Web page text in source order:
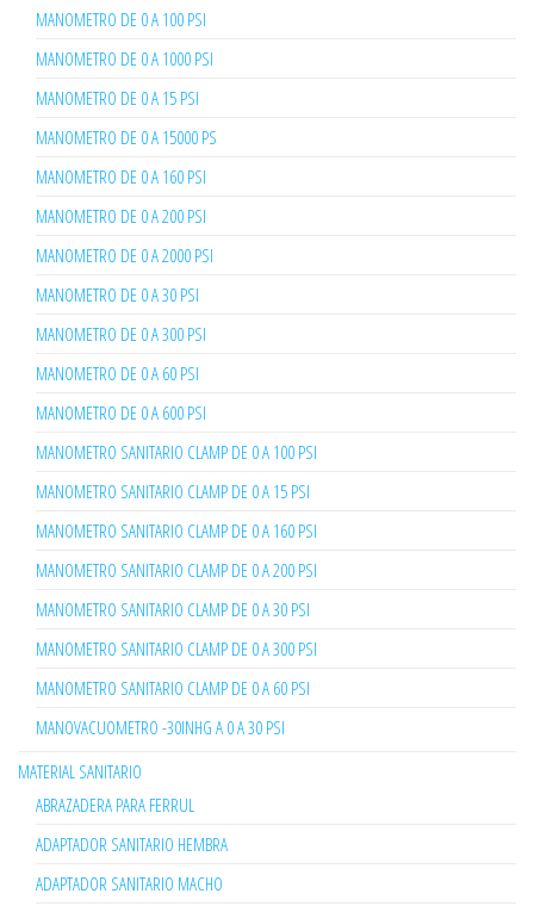
MANOMETRO DE 0 A 100 PSI
MANOMETRO DE 0 A 1000 PSI
MANOMETRO DE 0 A 15 PSI
MANOMETRO DE 0 A 15000 PS
MANOMETRO DE 0 A 160 PSI
MANOMETRO DE 0 A 200 PSI
MANOMETRO DE 0 A 2000 PSI
MANOMETRO DE 0 A 30 PSI
MANOMETRO DE 0 A 300 PSI
MANOMETRO DE 0 A 60 PSI
MANOMETRO DE 0 A 600 PSI
MANOMETRO SANITARIO CLAMP DE 0 A 100 PSI
MANOMETRO SANITARIO CLAMP DE 0 A 15 PSI
MANOMETRO SANITARIO CLAMP DE 0 A 160 PSI
MANOMETRO SANITARIO CLAMP DE 0 A 200 PSI
MANOMETRO SANITARIO CLAMP DE 0 A 30 PSI
MANOMETRO SANITARIO CLAMP DE 0 A 300 PSI
MANOMETRO SANITARIO CLAMP DE 0 A 60 PSI
MANOVACUOMETRO -30INHG A 0 A 30 PSI
MATERIAL SANITARIO
ABRAZADERA PARA FERRUL
ADAPTADOR SANITARIO HEMBRA
ADAPTADOR SANITARIO MACHO